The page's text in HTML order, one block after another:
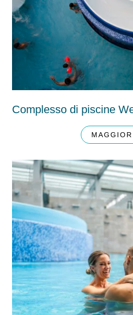
Complesso di piscine